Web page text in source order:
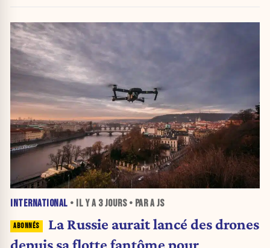
INTERNATIONAL • IL Y A 3 JOURS• PAR A JS
La Russie aurait lancé des drones
depuis sa flotte fantôme pour